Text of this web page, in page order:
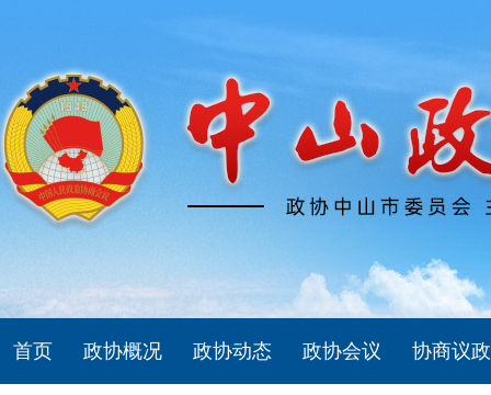
首页 政协概况 政协动态 政协会议 协商议政